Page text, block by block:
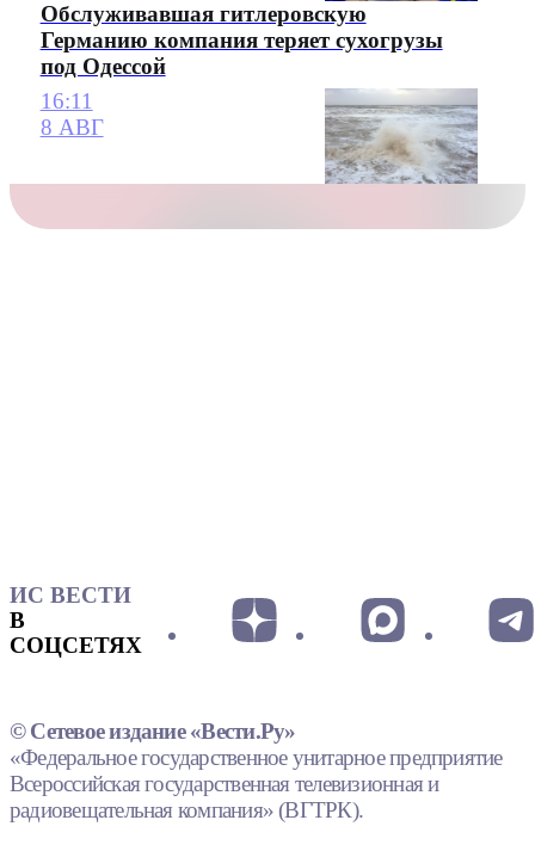
Обслуживавшая гитлеровскую
Германию компания теряет сухогрузы
под Одессой
16:11
8 АВГ
ИС ВЕСТИ
В
СОЦСЕТЯХ
© Сетевое издание «Вести.Ру»
«Федеральное государственное унитарное предприятие
Всероссийская государственная телевизионная и
радиовещательная компания» (ВГТРК).